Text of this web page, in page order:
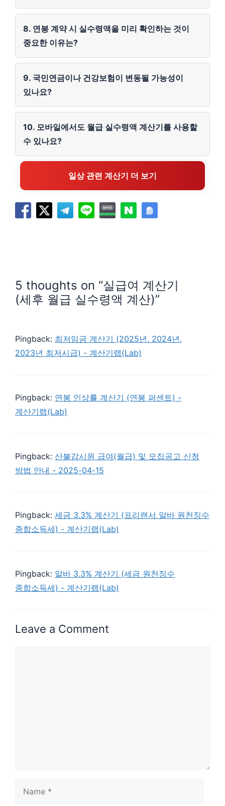
8. 연봉 계약 시 실수령액을 미리 확인하는 것이
중요한 이유는?
9. 국민연금이나 건강보험이 변동될 가능성이
있나요?
10. 모바일에서도 월급 실수령액 계산기를 사용할
수 있나요?
일상 관련 계산기 더 보기
5 thoughts on “실급여 계산기
(세후 월급 실수령액 계산)”
Pingback: 최저임금 계산기 (2025년, 2024년,
2023년 최저시급) - 계산기랩(Lab)
Pingback: 연봉 인상률 계산기 (연봉 퍼센트) -
계산기랩(Lab)
Pingback: 산불감시원 급여(월급) 및 모집공고 신청
방법 안내 - 2025-04-15
Pingback: 세금 3.3% 계산기 (프리랜서 알바 원천징수
종합소득세) - 계산기랩(Lab)
Pingback: 알바 3.3% 계산기 (세금 원천징수
종합소득세) - 계산기랩(Lab)
Leave a Comment